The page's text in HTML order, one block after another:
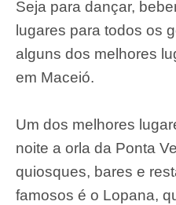
Seja para dançar,
lugares para todos os
alguns dos melhores
em Maceió.
Um dos melhores
noite a orla da Ponta
quiosques, bares e
famosos é o Lopana,